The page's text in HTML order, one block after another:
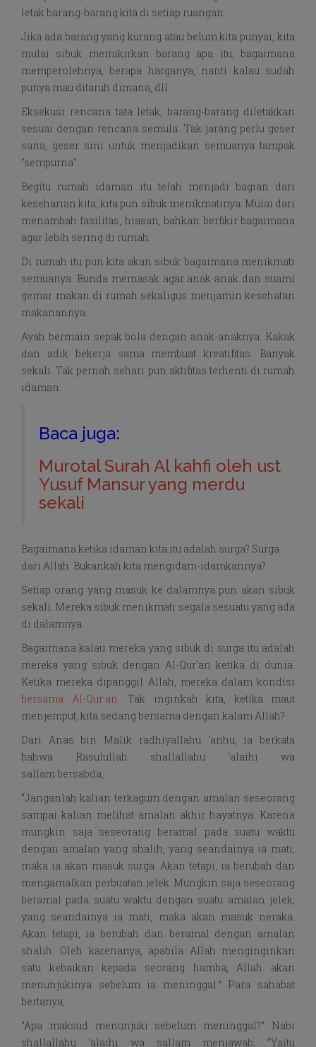
letak barang-barang kita di setiap ruangan.
Jika ada barang yang kurang atau belum kita punyai, kita
mulai sibuk memikirkan barang apa itu, bagaimana
memperolehnya, berapa harganya, nanti kalau sudah
punya mau ditaruh dimana, dll.
Eksekusi rencana tata letak, barang-barang diletakkan
sesuai dengan rencana semula. Tak jarang perlu geser
sana, geser sini untuk menjadikan semuanya tampak
"sempurna".
Begitu rumah idaman itu telah menjadi bagian dari
keseharian kita, kita pun sibuk menikmatinya. Mulai dari
menambah fasilitas, hiasan, bahkan berfikir bagaimana
agar lebih sering di rumah.
Di rumah itu pun kita akan sibuk bagaimana menikmati
semuanya. Bunda memasak agar anak-anak dan suami
gemar makan di rumah sekaligus menjamin kesehatan
makanannya.
Ayah bermain sepak bola dengan anak-anaknya. Kakak
dan adik bekerja sama membuat kreatifitas. Banyak
sekali. Tak pernah sehari pun aktifitas terhenti di rumah
idaman.
Baca juga:
Murotal Surah Al kahfi oleh ust
Yusuf Mansur yang merdu
sekali
Bagaimana ketika idaman kita itu adalah surga? Surga
dari Allah. Bukankah kita mengidam-idamkannya?
Setiap orang yang masuk ke dalamnya pun akan sibuk
sekali. Mereka sibuk menikmati segala sesuatu yang ada
di dalamnya.
Bagaimana kalau mereka yang sibuk di surga itu adalah
mereka yang sibuk dengan Al-Qur'an ketika di dunia.
Ketika mereka dipanggil Allah, mereka dalam kondisi
bersama Al-Qur'an. Tak inginkah kita, ketika maut
menjemput, kita sedang bersama dengan kalam Allah?
Dari Anas bin Malik radhiyallahu ‘anhu, ia berkata
bahwa Rasulullah shallallahu ‘alaihi wa
sallam bersabda,
“Janganlah kalian terkagum dengan amalan seseorang
sampai kalian melihat amalan akhir hayatnya. Karena
mungkin saja seseorang beramal pada suatu waktu
dengan amalan yang shalih, yang seandainya ia mati,
maka ia akan masuk surga. Akan tetapi, ia berubah dan
mengamalkan perbuatan jelek. Mungkin saja seseorang
beramal pada suatu waktu dengan suatu amalan jelek,
yang seandainya ia mati, maka akan masuk neraka.
Akan tetapi, ia berubah dan beramal dengan amalan
shalih. Oleh karenanya, apabila Allah menginginkan
satu kebaikan kepada seorang hamba, Allah akan
menunjukinya sebelum ia meninggal.” Para sahabat
bertanya,
“Apa maksud menunjuki sebelum meninggal?” Nabi
shallallahu ‘alaihi wa sallam menjawab, “Yaitu